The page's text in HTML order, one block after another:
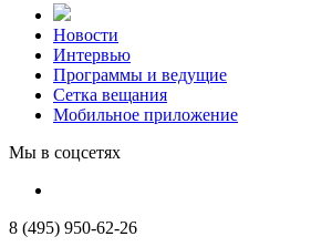
Новости
Интервью
Программы и ведущие
Сетка вещания
Мобильное приложение
Мы в соцсетях
8 (495) 950-62-26